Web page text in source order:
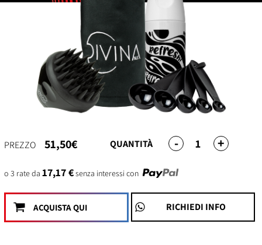
QUANTITÀ - 1 +
PREZZO 51,50€
o 3 rate da17,17 €senza interessi con
ACQUISTA QUI RICHIEDI INFO